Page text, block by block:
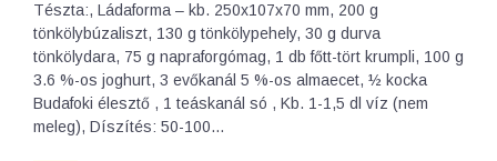
Tészta:, Ládaforma – kb. 250x107x70 mm, 200 g
tönkölybúzaliszt, 130 g tönkölypehely, 30 g durva
tönkölydara, 75 g napraforgómag, 1 db főtt-tört krumpli, 100 g
3.6 %-os joghurt, 3 evőkanál 5 %-os almaecet, ½ kocka
Budafoki élesztő , 1 teáskanál só , Kb. 1-1,5 dl víz (nem
meleg), Díszítés: 50-100…